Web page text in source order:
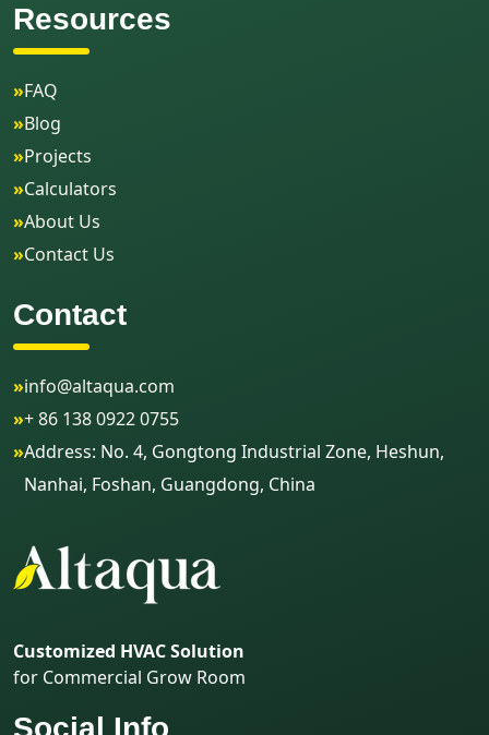
Resources
»FAQ
»Blog
»Projects
»Calculators
»About Us
»Contact Us
Contact
»info@altaqua.com
»+ 86 138 0922 0755
»Address: No. 4, Gongtong Industrial Zone, Heshun,
Nanhai, Foshan, Guangdong, China
Customized HVAC Solution
for Commercial Grow Room
Social Info